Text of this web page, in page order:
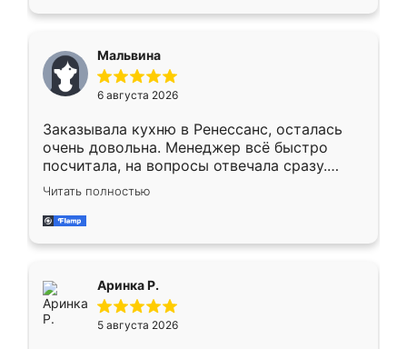
меньше, здесь же он более разнообразный.
Мне нравится ,если что-то потребуется из
мебели буду заказывать только здесь.
Мальвина
6 августа 2026
Заказывала кухню в Ренессанс, осталась
очень довольна. Менеджер всё быстро
посчитала, на вопросы отвечала сразу.
Замерщик приехал в субботу, подошёл к
делу со всей ответственностью. Собрали
за день, ребята работали аккуратно, даже
Читать полностью
Аринка Р.
5 августа 2026